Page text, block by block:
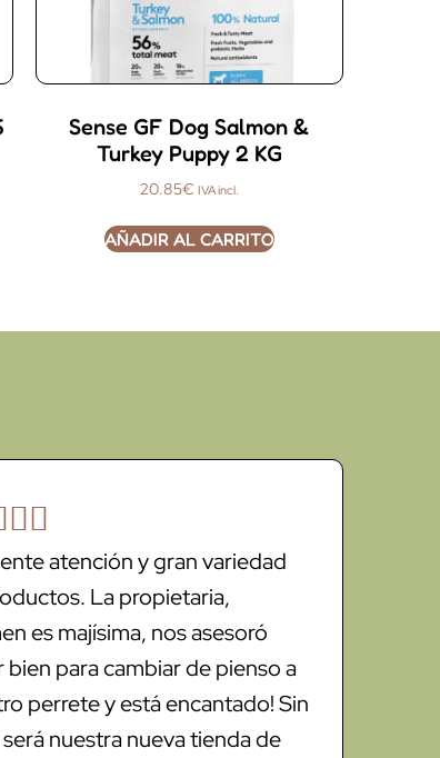
Sense GF Dog Salmon &
Turkey Puppy 2 KG
20.85€ IVA incl.
AÑADIR AL CARRITO

atención y gran variedad
La propietaria,
es majísima, nos asesoró
bien para cambiar de pienso a
perrete y está encantado! Sin
nuestra nueva tienda de